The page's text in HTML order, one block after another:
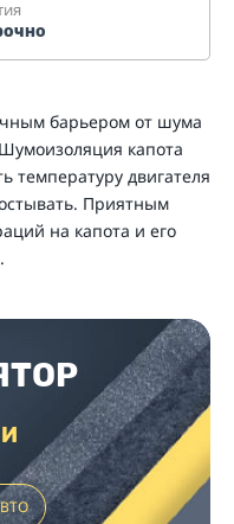
барьером от шума
капота
температуру двигателя
Приятным
на капота и его